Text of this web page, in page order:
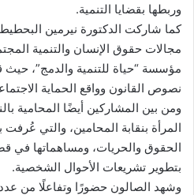
وربطها بقضايا التنمية.
كما شاركت الدكتورة نيرمين
مجالات حقوق الإنسان والتنمية
مؤسسة “حياة للتنمية والدمج”،
نصوص القانون وواقع الحماية
ومن بين المشاركين أيضًا المحامية
المرأة بنقابة المحامين، والتي عُرفت
الحقوق والحريات، ومساهماتها في
بتطوير تشريعات الأحوال الشخصية.
وشهد الصالون حضورًا وتفاعلًا من